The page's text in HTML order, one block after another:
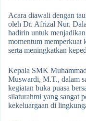
Acara diawali dengan
oleh Dr. Afrizal Nur.
hadirin untuk
momentum memperkuat
serta meningkatkan
Kepala SMK
Muswardi, M.T., dalam
kegiatan buka puasa
silaturahmi yang sangat
kekeluargaan di